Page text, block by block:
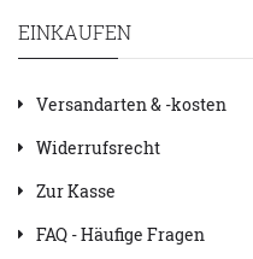
EINKAUFEN
Versandarten & -kosten
Widerrufsrecht
Zur Kasse
FAQ - Häufige Fragen